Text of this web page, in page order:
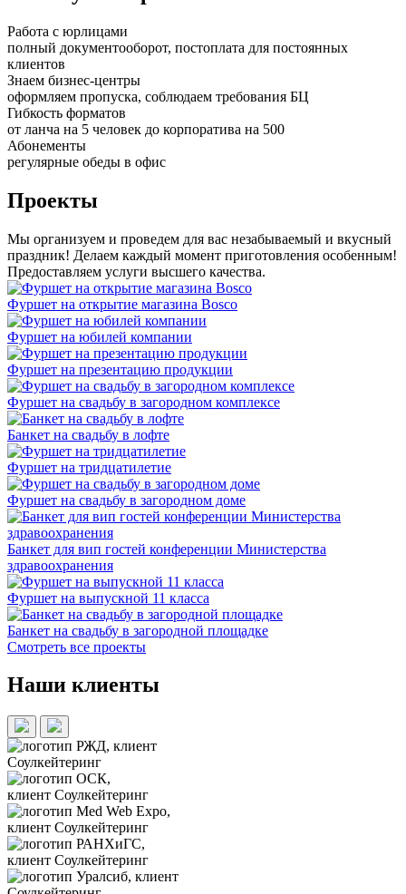
Работа с юрлицами
полный документооборот, постоплата для постоянных
клиентов
Знаем бизнес-центры
оформляем пропуска, соблюдаем требования БЦ
Гибкость форматов
от ланча на 5 человек до корпоратива на 500
Абонементы
регулярные обеды в офис
Проекты
Мы организуем и проведем для вас незабываемый и вкусный
праздник! Делаем каждый момент приготовления особенным!
Предоставляем услуги высшего качества.
Фуршет на открытие магазина Bosco
Фуршет на юбилей компании
Фуршет на презентацию продукции
Фуршет на свадьбу в загородном комплексе
Банкет на свадьбу в лофте
Фуршет на тридцатилетие
Фуршет на свадьбу в загородном доме
Банкет для вип гостей конференции Министерства
здравоохранения
Фуршет на выпускной 11 класса
Банкет на свадьбу в загородной площадке
Смотреть все проекты
Наши клиенты